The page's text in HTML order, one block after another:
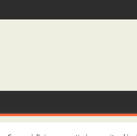
pelo Trio Gastronomia
que Aquece o Inverno de Julho